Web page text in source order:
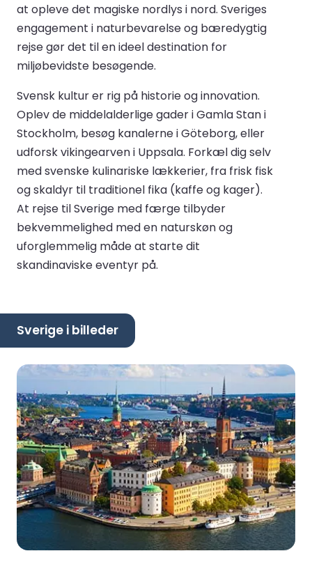
at opleve det magiske nordlys i nord. Sveriges
engagement i naturbevarelse og bæredygtig
rejse gør det til en ideel destination for
miljøbevidste besøgende.
Svensk kultur er rig på historie og innovation.
Oplev de middelalderlige gader i Gamla Stan i
Stockholm, besøg kanalerne i Göteborg, eller
udforsk vikingearven i Uppsala. Forkæl dig selv
med svenske kulinariske lækkerier, fra frisk fisk
og skaldyr til traditionel fika (kaffe og kager).
At rejse til Sverige med færge tilbyder
bekvemmelighed med en naturskøn og
uforglemmelig måde at starte dit
skandinaviske eventyr på.
Sverige i billeder